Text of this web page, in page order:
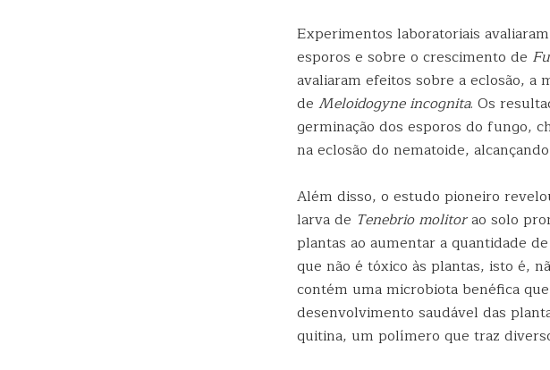
Experimentos laboratoriais
esporos e sobre o crescimento de
avaliaram efeitos sobre a eclosão,
de Meloidogyne incognita. Os
germinação dos esporos do fungo,
na eclosão do nematoide,
Além disso, o estudo pioneiro
larva de Tenebrio molitorao solo
plantas ao aumentar a quantidade
que não é tóxico às plantas, isto é,
contém uma microbiota benéfica
desenvolvimento saudável das
quitina, um polímero que traz